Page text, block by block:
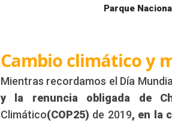
Parque
Cambio climático y
Mientras recordamos el Día
y la renuncia obligada de
Climático(COP25) de 2019, en la